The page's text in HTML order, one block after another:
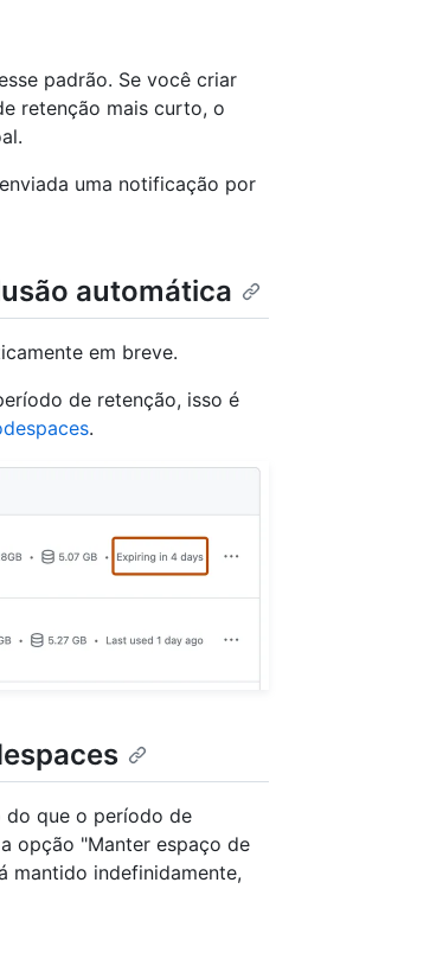
padrão. Se você criar
retenção mais curto, o
uma notificação por
automática
em breve.
de retenção, isso é
.
do que o período de
opção "Manter espaço de
mantido indefinidamente,